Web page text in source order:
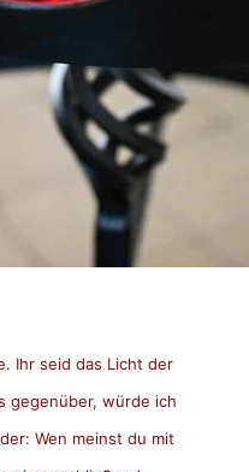
Ihr seid das Licht der
gegenüber, würde ich
Wen meinst du mit